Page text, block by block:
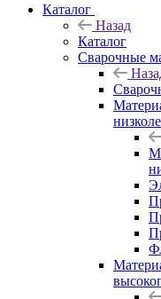
Каталог
Назад
Каталог
Сварочные